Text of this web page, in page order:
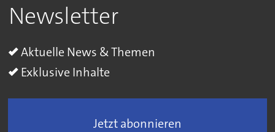
Newsletter
Aktuelle News & Themen
Exklusive Inhalte
Jetzt abonnieren